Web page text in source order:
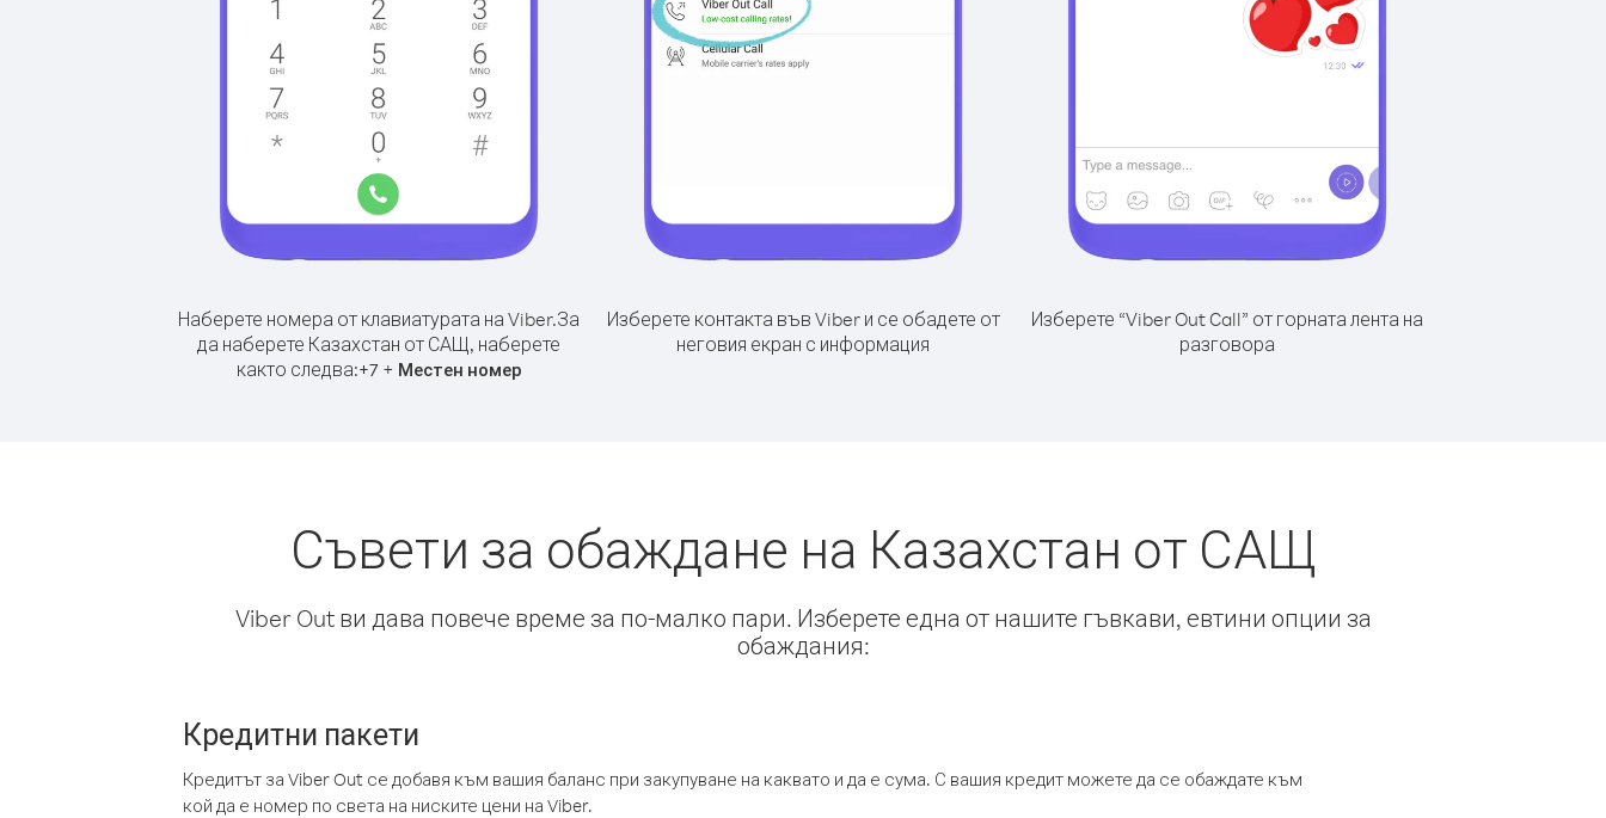
Наберете номера от клавиатурата на Viber.За
да наберете Казахстан от САЩ, наберете
както следва:+7+ Местен номер
Изберете контакта във Viber и се обадете от
неговия екран с информация
Изберете “Viber Out Call” от горната лента на
разговора
Съвети за обаждане на Казахстан от САЩ
Viber Out ви дава повече време за по-малко пари. Изберете една от нашите гъвкави, евтини опции за
обаждания:
Кредитни пакети
Кредитът за Viber Out се добавя към вашия баланс при закупуване на каквато и да е сума. С вашия кредит можете да се обаждате към
кой да е номер по света на ниските цени на Viber.